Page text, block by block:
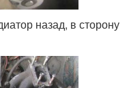
назад, в сторону